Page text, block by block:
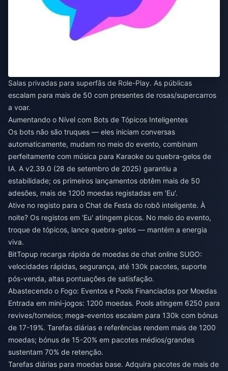
Salas privadas para superfãs de Role-Play. As públicas
escalam para mais de 50 com presentes de rosas/supercarros
a voar.
Aumentando o Nível com Bots de Tópicos Inteligentes
Os bots não são truques — eles iniciam conversas
automaticamente, mudam no meio do evento, combinam
perfeitamente com música para Karaoke ou quebra-gelos de
IA. A v2.39.0 (28 de setembro de 2025) garantiu a
estabilidade; os primeiros lançamentos obtêm mais de 50
adesões, mais de 1200 moedas registadas em 'Eu'.
Ative no registo para o Chat de Festa do robô inteligente. À
noite? Os registos em 'Eu' atingem picos. No meio do evento,
troque de tópicos, lance quebra-gelos — mantém a energia
viva.
BitTopup recarga rápida de moedas de chat online SUGO:
velocidades rápidas, segurança, até 130k pacotes, suporte
pós-venda, altas pontuações de satisfação.
Abastecendo o Fogo: Eventos e Pools Financiados por Moedas
Entrada em mini-jogos: 1200 moedas. Pools atingem 6250 para
revives/torneios; mega-eventos escalam para 130k com bónus
de 17-19%. Tarefas diárias e referências rendem mais de 1200
moedas; bónus de 15-20% em pacotes médios/grandes
sustentam 70% de retenção.
Tarefas diárias para moedas base. Adquira pacotes de mais de